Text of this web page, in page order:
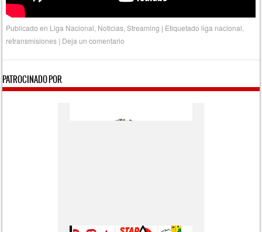
Publicado en Liga Nacional Noticias ,Streaming | Etiquetado liga nacional
retransmisiones | Deja un comentario
PATROCINADO POR